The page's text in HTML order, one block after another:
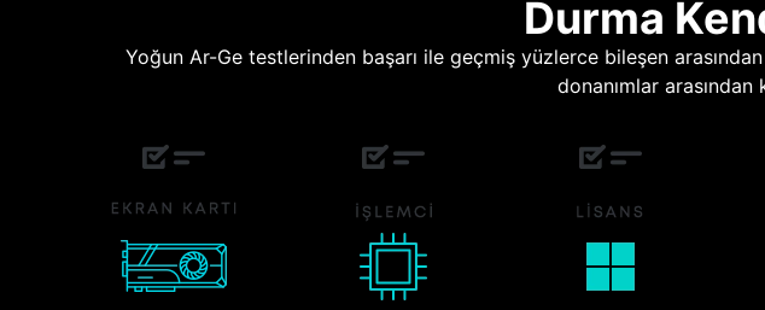
Durma
Yoğun Ar-Ge testlerinden başarı ile geçmiş yüzlerce bileşen
donanımlar